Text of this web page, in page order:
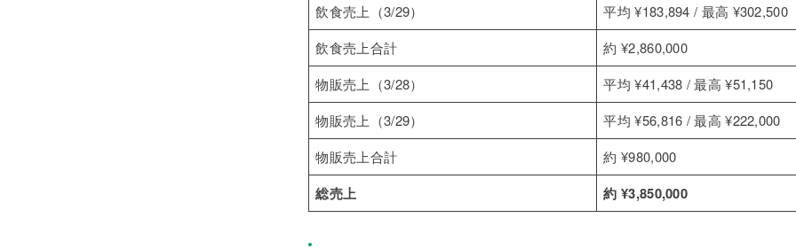
飲食売上（3/29）
平均 ¥183,894 / 最高 ¥302,500
飲食売上合計
約 ¥2,860,000
物販売上（3/28）
平均 ¥41,438 / 最高 ¥51,150
物販売上（3/29）
平均 ¥56,816 / 最高 ¥222,000
物販売上合計
約 ¥980,000
総売上 約 ¥3,850,000